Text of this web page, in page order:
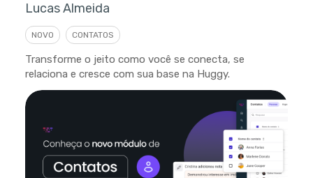
Lucas Almeida
NOVO CONTATOS
Transforme o jeito como você se conecta, se
relaciona e cresce com sua base na Huggy.